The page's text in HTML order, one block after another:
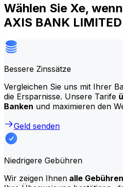
Wählen Sie Xe,
AXIS BANK LIMITED
Bessere Zinssätze
Vergleichen Sie uns mit Ihrer
die Ersparnisse. Unsere Tarife
Banken und maximieren den
Geld senden
Niedrigere Gebühren
Wir zeigen Ihnen alle